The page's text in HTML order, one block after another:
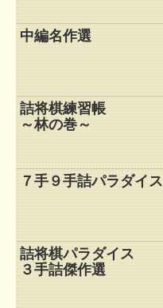
中編名作選
詰将棋練習帳
～林の巻～
７手９手詰パラダイス
詰将棋パラダイス
３手詰傑作選